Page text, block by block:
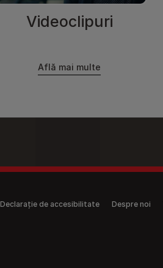
Videoclipuri
Află mai multe
Declarație de accesibilitate Despre noi